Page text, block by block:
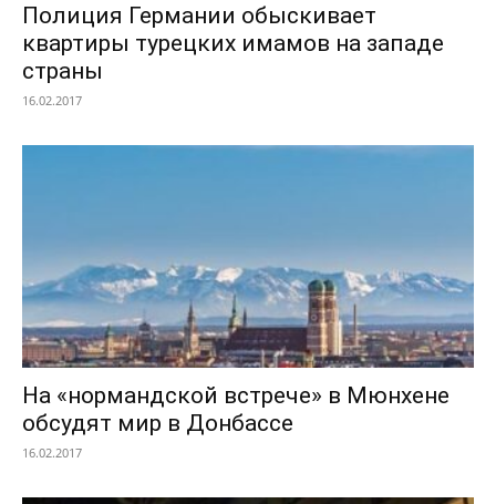
Полиция Германии обыскивает
квартиры турецких имамов на западе
страны
16.02.2017
На «нормандской встрече» в Мюнхене
обсудят мир в Донбассе
16.02.2017